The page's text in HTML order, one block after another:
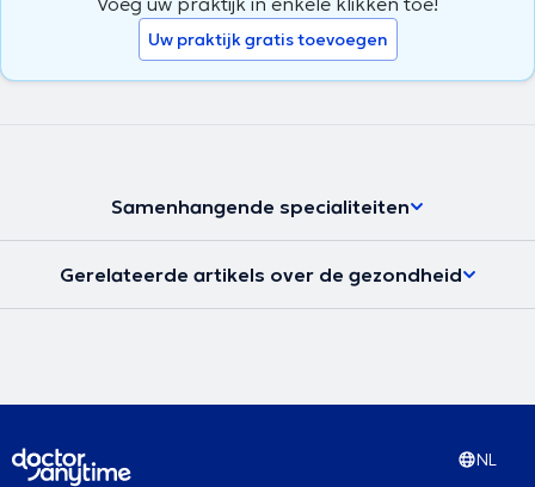
Uw praktijk gratis toevoegen
Samenhangende specialiteiten
Gerelateerde artikels over de gezondheid
NL